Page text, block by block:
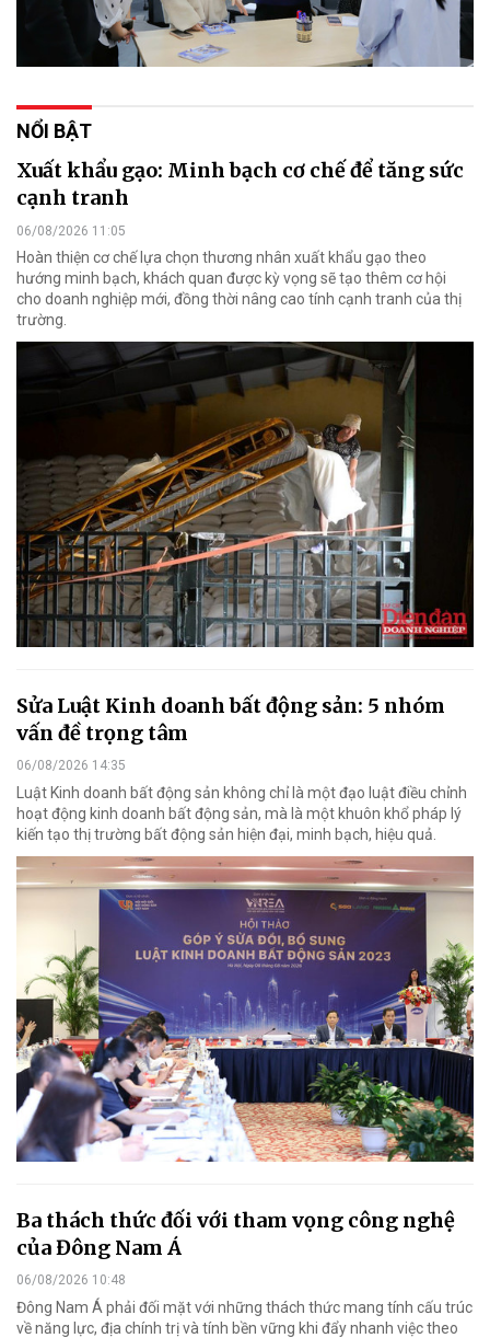
NỔI BẬT
Xuất khẩu gạo: Minh bạch cơ chế để tăng sức
cạnh tranh
06/08/2026 11:05
Hoàn thiện cơ chế lựa chọn thương nhân xuất khẩu gạo theo
hướng minh bạch, khách quan được kỳ vọng sẽ tạo thêm cơ hội
cho doanh nghiệp mới, đồng thời nâng cao tính cạnh tranh của thị
trường.
Sửa Luật Kinh doanh bất động sản: 5 nhóm
vấn đề trọng tâm
06/08/2026 14:35
Luật Kinh doanh bất động sản không chỉ là một đạo luật điều chỉnh
hoạt động kinh doanh bất động sản, mà là một khuôn khổ pháp lý
kiến tạo thị trường bất động sản hiện đại, minh bạch, hiệu quả.
Ba thách thức đối với tham vọng công nghệ
của Đông Nam Á
06/08/2026 10:48
Đông Nam Á phải đối mặt với những thách thức mang tính cấu trúc
về năng lực, địa chính trị và tính bền vững khi đẩy nhanh việc theo